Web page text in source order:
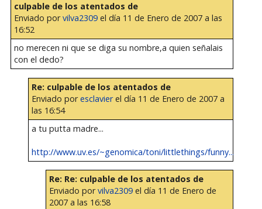
culpable de los atentados de
Enviado porvilva2309el día 11 de Enero de 2007 a las
16:52
no merecen ni que se diga su nombre,a quien señalais
con el dedo?
Re: culpable de los atentados de
Enviado poresclavierel día 11 de Enero de 2007 a
las 16:54
a tu putta madre...
http://www.uv.es/~genomica/toni/littlethings/funny...
Re: Re: culpable de los atentados de
Enviado porvilva2309el día 11 de Enero de
2007 a las 16:58